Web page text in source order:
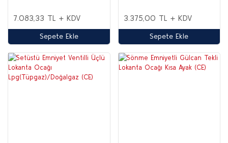
7.083,33 TL + KDV
Sepete Ekle
3.375,00 TL + KDV
Sepete Ekle